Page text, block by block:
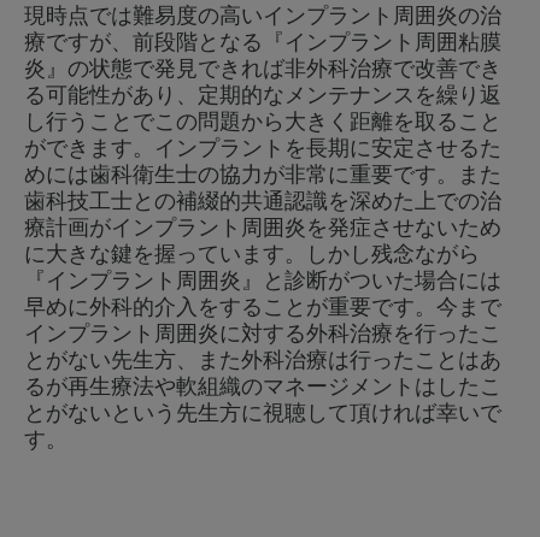
現時点では難易度の高いインプラント周囲炎の治
療ですが、前段階となる『インプラント周囲粘膜
炎』の状態で発見できれば非外科治療で改善でき
る可能性があり、定期的なメンテナンスを繰り返
し行うことでこの問題から大きく距離を取ること
ができます。インプラントを長期に安定させるた
めには歯科衛生士の協力が非常に重要です。また
歯科技工士との補綴的共通認識を深めた上での治
療計画がインプラント周囲炎を発症させないため
に大きな鍵を握っています。しかし残念ながら
『インプラント周囲炎』と診断がついた場合には
早めに外科的介入をすることが重要です。今まで
インプラント周囲炎に対する外科治療を行ったこ
とがない先生方、また外科治療は行ったことはあ
るが再生療法や軟組織のマネージメントはしたこ
とがないという先生方に視聴して頂ければ幸いで
す。